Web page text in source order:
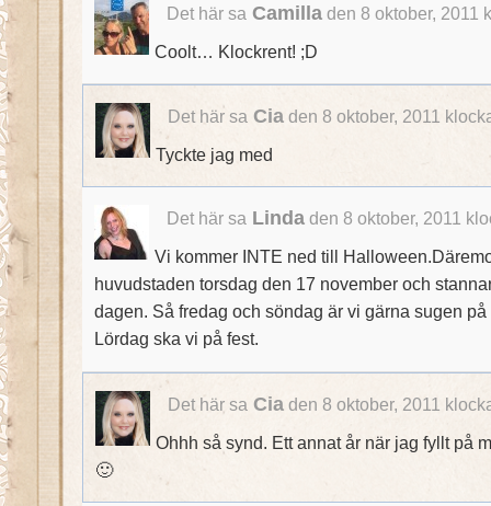
Det här sa Camilladen 8 oktober, 2011
Coolt… Klockrent! ;D
Det här saCiaden 8 oktober, 2011
Tyckte jag med
Det här sa Lindaden 8 oktober, 2011
Vi kommer INTE ned till
huvudstaden torsdag den 17 november och
dagen. Så fredag och söndag är vi gärna sugen
Lördag ska vi på fest.
Det här sa Ciaden 8 oktober, 2011
Ohhh så synd. Ett annat år när jag fyllt på
🙂